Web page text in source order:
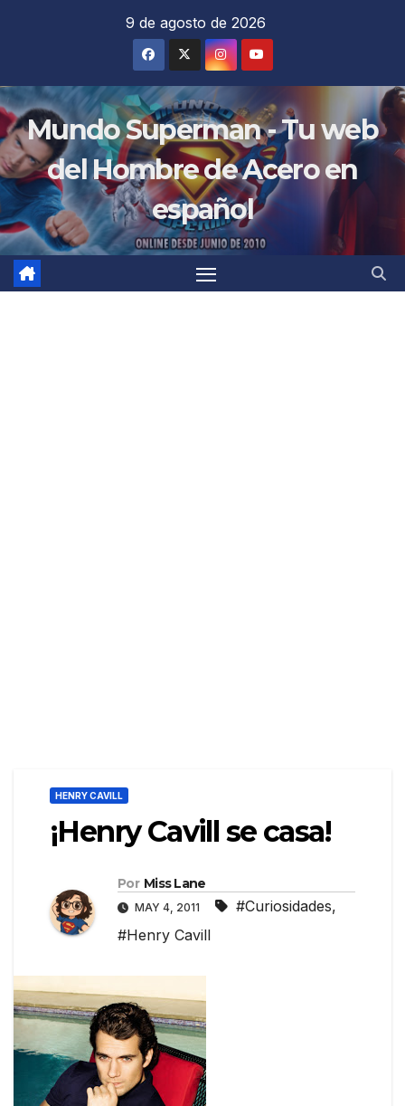
9 de agosto de 2026
Mundo Superman - Tu web
del Hombre de Acero en
español
HENRY CAVILL
¡Henry Cavill se casa!
Por Miss Lane
MAY 4, 2011 #Curiosidades,
#Henry Cavill